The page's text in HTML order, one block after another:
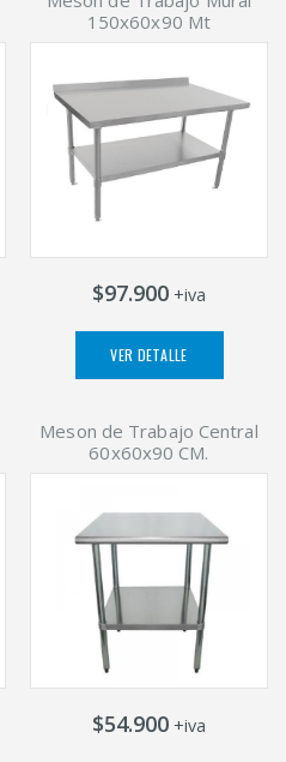
150x60x90 Mt
$97.900 +iva
VER DETALLE
Meson de Trabajo Central
60x60x90 CM.
$54.900 +iva